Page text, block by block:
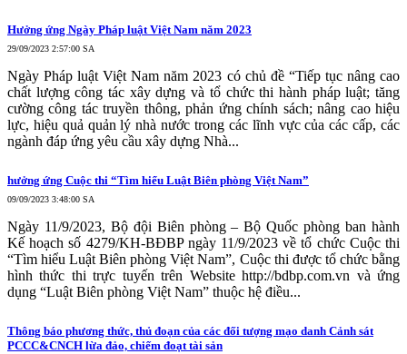
Hưởng ứng Ngày Pháp luật Việt Nam năm 2023
29/09/2023 2:57:00 SA
Ngày Pháp luật Việt Nam năm 2023 có chủ đề “Tiếp tục nâng cao
chất lượng công tác xây dựng và tổ chức thi hành pháp luật; tăng
cường công tác truyền thông, phản ứng chính sách; nâng cao hiệu
lực, hiệu quả quản lý nhà nước trong các lĩnh vực của các cấp, các
ngành đáp ứng yêu cầu xây dựng Nhà...
hưởng ứng Cuộc thi “Tìm hiểu Luật Biên phòng Việt Nam”
09/09/2023 3:48:00 SA
Ngày 11/9/2023, Bộ đội Biên phòng – Bộ Quốc phòng ban hành
Kế hoạch số 4279/KH-BĐBP ngày 11/9/2023 về tổ chức Cuộc thi
“Tìm hiểu Luật Biên phòng Việt Nam”, Cuộc thi được tổ chức bằng
hình thức thi trực tuyến trên Website http://bdbp.com.vn và ứng
dụng “Luật Biên phòng Việt Nam” thuộc hệ điều...
Thông báo phương thức, thủ đoạn của các đối tượng mạo danh Cảnh sát
PCCC&CNCH lừa đảo, chiếm đoạt tài sản